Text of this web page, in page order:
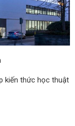
kiến thức học thuật